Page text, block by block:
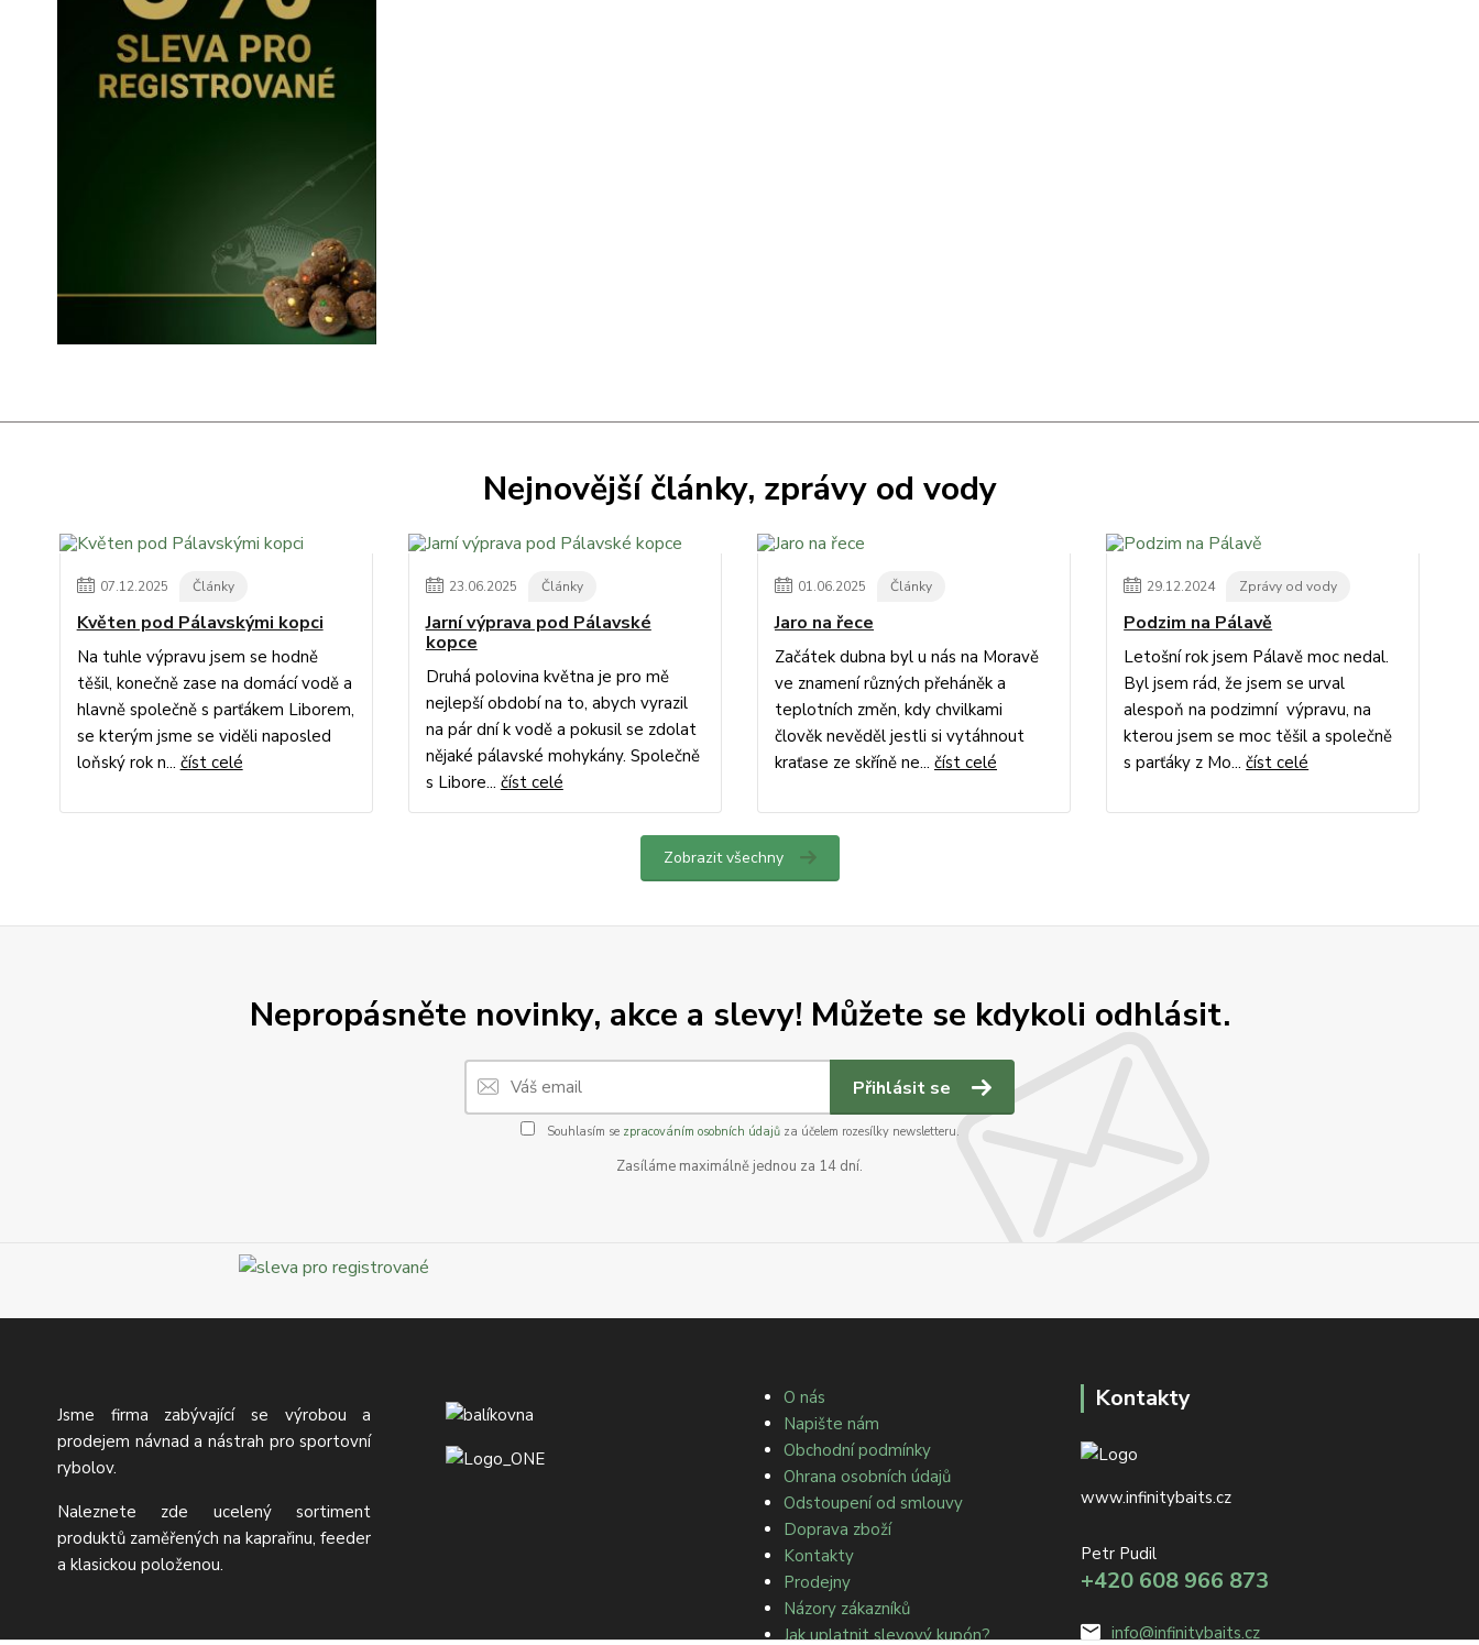
Nejnovější články, zprávy od vody
07.12.2025 Články
Květen pod Pálavskými kopci
Na tuhle výpravu jsem se hodně
těšil, konečně zase na domácí vodě a
hlavně společně s parťákem Liborem,
se kterým jsme se viděli naposled
loňský rok n... číst celé
23.06.2025 Články
Jarní výprava pod Pálavské
kopce
Druhá polovina května je pro mě
nejlepší období na to, abych vyrazil
na pár dní k vodě a pokusil se zdolat
nějaké pálavské mohykány. Společně
s Libore... číst celé
01.06.2025 Články
Jaro na řece
Začátek dubna byl u nás na Moravě
ve znamení různých přeháněk a
teplotních změn, kdy chvilkami
člověk nevěděl jestli si vytáhnout
kraťase ze skříně ne... číst celé
29.12.2024 Zprávy od vody
Podzim na Pálavě
Letošní rok jsem Pálavě moc nedal.
Byl jsem rád, že jsem se urval
alespoň na podzimní výpravu, na
kterou jsem se moc těšil a společně
s parťáky z Mo...číst celé
Zobrazit všechny
Nepropásněte novinky, akce a slevy! Můžete se kdykoli odhlásit.
Přihlásit se
Souhlasím se zpracováním osobních údajůza účelem rozesílky newsletteru.
Zasíláme maximálně jednou za 14 dní.
Jsme firma zabývající se výrobou a
prodejem návnad a nástrah pro sportovní
rybolov.
Naleznete zde ucelený sortiment
produktů zaměřených na kaprařinu, feeder
a klasickou položenou.
O nás
Napište nám
Obchodní podmínky
Ohrana osobních údajů
Odstoupení od smlouvy
Doprava zboží
Kontakty
Prodejny
Názory zákazníků
Jak uplatnit slevový kupón?
Kontakty
www.infinitybaits.cz
Petr Pudil
+420 608 966 873
info@infinitybaits.cz